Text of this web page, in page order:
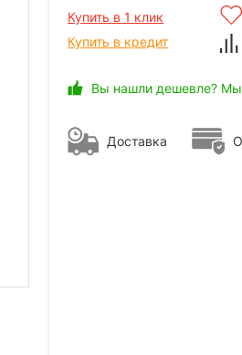
Купить в 1 клик
Купить в кредит
Вы нашли дешевле?
Доставка